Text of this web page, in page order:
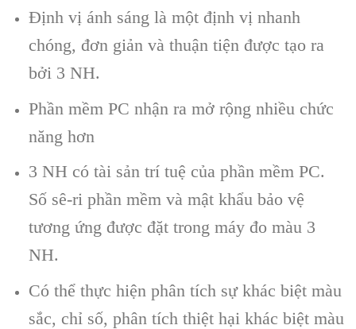
Định vị ánh sáng là một định vị nhanh
chóng, đơn giản và thuận tiện được tạo ra
bởi 3 NH.
Phần mềm PC nhận ra mở rộng nhiều chức
năng hơn
3 NH có tài sản trí tuệ của phần mềm PC.
Số sê-ri phần mềm và mật khẩu bảo vệ
tương ứng được đặt trong máy đo màu 3
NH.
Có thể thực hiện phân tích sự khác biệt màu
sắc, chỉ số, phân tích thiệt hại khác biệt màu